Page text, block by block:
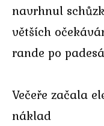
navrhnul
větších
rande po
Večeře začala
náklad